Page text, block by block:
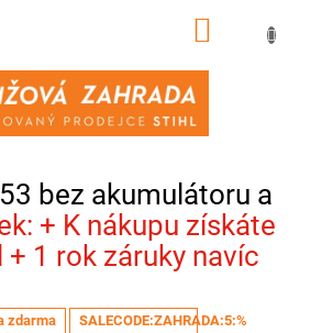
NÁKUPNÍ
bez akumulátoru a
+ K nákupu získáte
+ 1 rok záruky navíc
zdarma SALECODE:ZAHRADA:5:%